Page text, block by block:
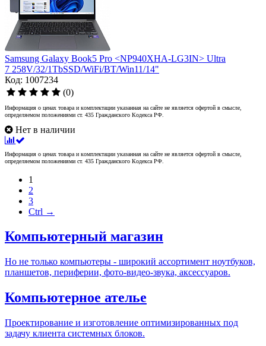
Samsung Galaxy Book5 Pro <NP940XHA-LG3IN> Ultra
7 258V/32/1TbSSD/WiFi/BT/Win11/14"
Код: 1007234
(0)
Информация о ценах товара и комплектации указанная на сайте не является офертой в смысле,
определяемом положениями ст. 435 Гражданского Кодекса РФ.
Нет в наличии
Информация о ценах товара и комплектации указанная на сайте не является офертой в смысле,
определяемом положениями ст. 435 Гражданского Кодекса РФ.
1
2
3
Ctrl →
Компьютерный магазин
Но не только компьютеры - широкий ассортимент ноутбуков,
планшетов, периферии, фото-видео-звука, аксессуаров.
Компьютерное ателье
Проектирование и изготовление оптимизированных под
задачу клиента системных блоков.